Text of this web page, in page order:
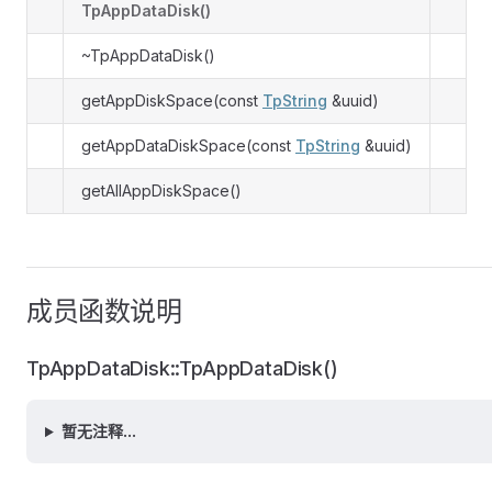
TpAppDataDisk()
~TpAppDataDisk()
getAppDiskSpace(const TpString &uuid)
getAppDataDiskSpace(const TpString &uuid)
getAllAppDiskSpace()
成员函数说明
TpAppDataDisk::TpAppDataDisk()
暂无注释...